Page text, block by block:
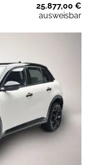
25.877,00 €
ausweisbar